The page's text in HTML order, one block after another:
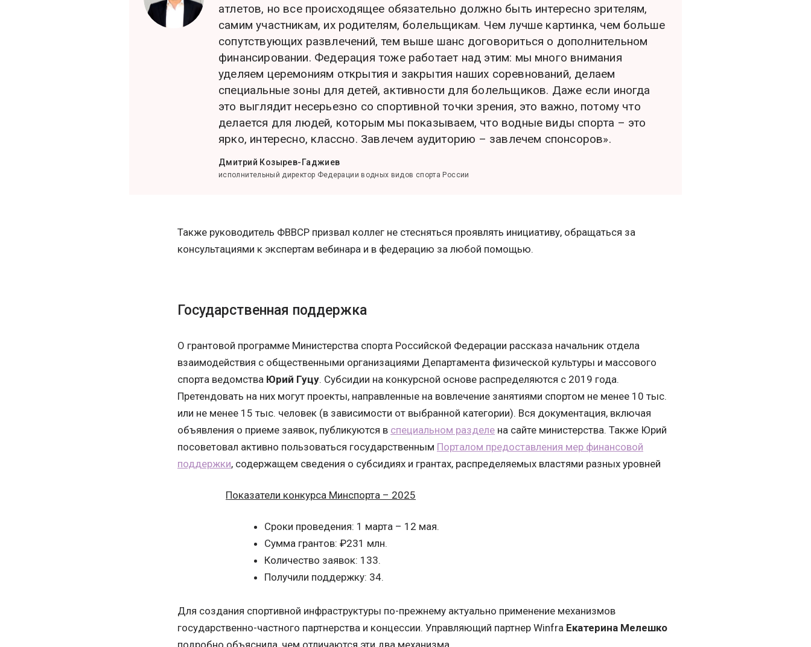
атлетов, но все происходящее обязательно должно быть интересно зрителям,
самим участникам, их родителям, болельщикам. Чем лучше картинка, чем больше
сопутствующих развлечений, тем выше шанс договориться о дополнительном
финансировании. Федерация тоже работает над этим: мы много внимания
уделяем церемониям открытия и закрытия наших соревнований, делаем
специальные зоны для детей, активности для болельщиков. Даже если иногда
это выглядит несерьезно со спортивной точки зрения, это важно, потому что
делается для людей, которым мы показываем, что водные виды спорта – это
ярко, интересно, классно. Завлечем аудиторию – завлечем спонсоров».
Дмитрий Козырев-Гаджиев
исполнительный директор Федерации водных видов спорта России
Также руководитель ФВВСР призвал коллег не стесняться проявлять инициативу, обращаться за
консультациями к экспертам вебинара и в федерацию за любой помощью.
Государственная поддержка
О грантовой программе Министерства спорта Российской Федерации рассказа начальник отдела
взаимодействия с общественными организациями Департамента физической культуры и массового
спорта ведомства Юрий Гуцу. Субсидии на конкурсной основе распределяются с 2019 года.
Претендовать на них могут проекты, направленные на вовлечение занятиями спортом не менее 10 тыс.
или не менее 15 тыс. человек (в зависимости от выбранной категории). Вся документация, включая
объявления о приеме заявок, публикуются в специальном разделе на сайте министерства. Также Юрий
посоветовал активно пользоваться государственным Порталом предоставления мер финансовой
поддержки, содержащем сведения о субсидиях и грантах, распределяемых властями разных уровней
Показатели конкурса Минспорта – 2025
Сроки проведения: 1 марта – 12 мая.
Сумма грантов: ₽231 млн.
Количество заявок: 133.
Получили поддержку: 34.
Для создания спортивной инфраструктуры по-прежнему актуально применение механизмов
государственно-частного партнерства и концессии. Управляющий партнер Winfra Екатерина Мелешко
подробно объяснила, чем отличаются эти два механизма.